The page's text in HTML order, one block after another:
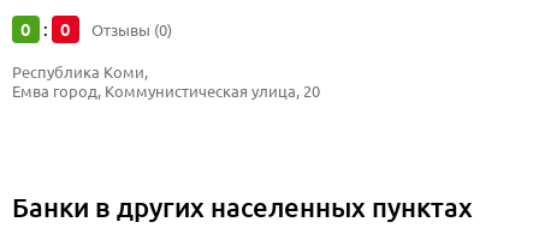
0 : 0 Отзывы (0)
Республика Коми,
Емва город, Коммунистическая улица, 20
Банки в других населенных пунктах